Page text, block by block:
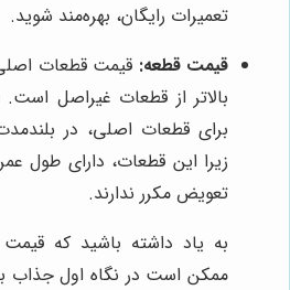
تعمیرات رایگان، بهره‌مند شوید.
قیمت قطعه: قیمت قطعات اصلی
بالاتر از قطعات غیراصل است.
برای قطعات اصلی، در
زیرا این قطعات، دارای طول
تعویض مکرر ندارند.
به یاد داشته باشید که
ممکن است در نگاه اول جذاب